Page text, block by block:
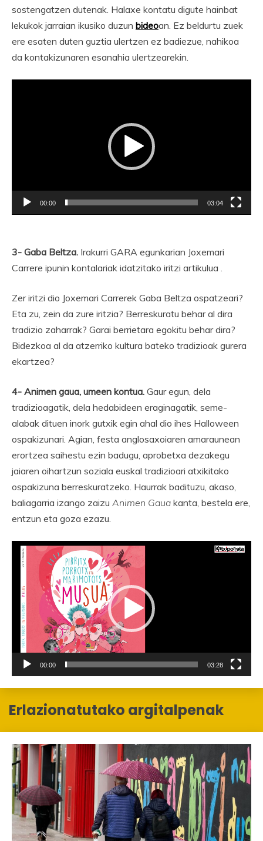
sostengatzen dutenak. Halaxe kontatu digute hainbat
lekukok jarraian ikusiko duzun bideoan. Ez beldurtu zuek
ere esaten duten guztia ulertzen ez badiezue, nahikoa
da kontakizunaren esanahia ulertzearekin.
00:00 03:04
3- Gaba Beltza. Irakurri GARA egunkarian Joxemari
Carrere ipunin kontalariak idatzitako iritzi artikulua .
Zer iritzi dio Joxemari Carrerek Gaba Beltza ospatzeari?
Eta zu, zein da zure iritzia? Berreskuratu behar al dira
tradizio zaharrak? Garai berrietara egokitu behar dira?
Bidezkoa al da atzerriko kultura bateko tradizioak gurera
ekartzea?
4- Animen gaua, umeen kontua. Gaur egun, dela
tradizioagatik, dela hedabideen eraginagatik, seme-
alabak dituen inork gutxik egin ahal dio ihes Halloween
ospakizunari. Agian, festa anglosaxoiaren amaraunean
erortzea saihestu ezin badugu, aprobetxa dezakegu
jaiaren oihartzun soziala euskal tradizioari atxikitako
ospakizuna berreskuratzeko. Haurrak badituzu, akaso,
baliagarria izango zaizu Animen Gaua kanta, bestela ere,
entzun eta goza ezazu.
Bideo
erreproduzigailua
00:00 03:28
Erlazionatutako argitalpenak